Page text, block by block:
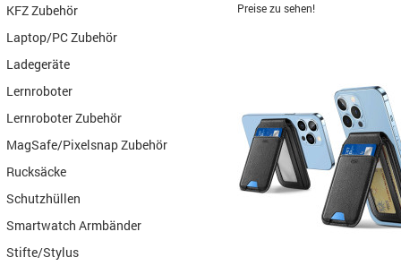
Preise zu sehen!
KFZ Zubehör
Laptop/PC Zubehör
Ladegeräte
Lernroboter
Lernroboter Zubehör
MagSafe/Pixelsnap Zubehör
Rucksäcke
Schutzhüllen
Smartwatch Armbänder
Stifte/Stylus